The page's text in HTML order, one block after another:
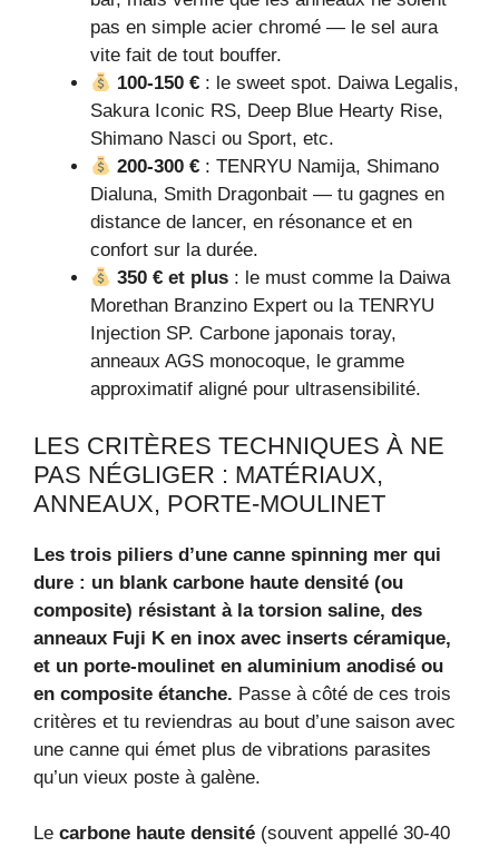
pas en simple acier chromé — le sel aura
vite fait de tout bouffer.
100‑150 € : le sweet spot. Daiwa Legalis,
Sakura Iconic RS, Deep Blue Hearty Rise,
Shimano Nasci ou Sport, etc.
200‑300 € : TENRYU Namija, Shimano
Dialuna, Smith Dragonbait — tu gagnes en
distance de lancer, en résonance et en
confort sur la durée.
350 € et plus : le must comme la Daiwa
Morethan Branzino Expert ou la TENRYU
Injection SP. Carbone japonais toray,
anneaux AGS monocoque, le gramme
approximatif aligné pour ultrasensibilité.
LES CRITÈRES TECHNIQUES À NE
PAS NÉGLIGER : MATÉRIAUX,
ANNEAUX, PORTE‑MOULINET
Les trois piliers d’une canne spinning mer qui
dure : un blank carbone haute densité (ou
composite) résistant à la torsion saline, des
anneaux Fuji K en inox avec inserts céramique,
et un porte‑moulinet en aluminium anodisé ou
en composite étanche. Passe à côté de ces trois
critères et tu reviendras au bout d’une saison avec
une canne qui émet plus de vibrations parasites
qu’un vieux poste à galène.
Le carbone haute densité (souvent appellé 30‑40